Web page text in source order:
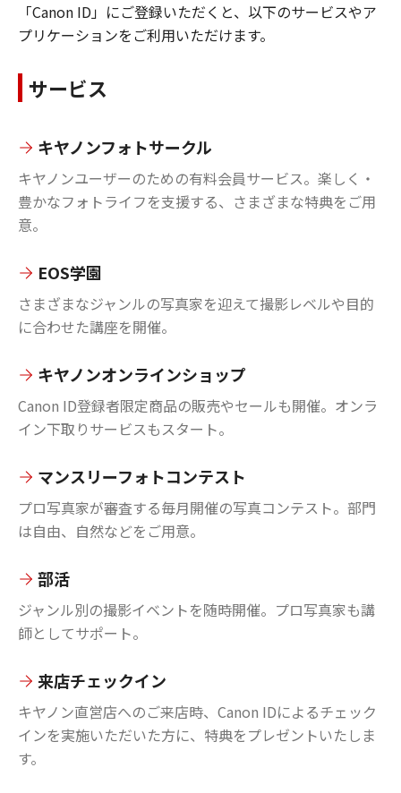
「Canon ID」にご登録いただくと、以下のサービスやア
プリケーションをご利用いただけます。
サービス
キヤノンフォトサークル
キヤノンユーザーのための有料会員サービス。楽しく・
豊かなフォトライフを支援する、さまざまな特典をご用
意。
EOS学園
さまざまなジャンルの写真家を迎えて撮影レベルや目的
に合わせた講座を開催。
キヤノンオンラインショップ
Canon ID登録者限定商品の販売やセールも開催。オンラ
イン下取りサービスもスタート。
マンスリーフォトコンテスト
プロ写真家が審査する毎月開催の写真コンテスト。部門
は自由、自然などをご用意。
部活
ジャンル別の撮影イベントを随時開催。プロ写真家も講
師としてサポート。
来店チェックイン
キヤノン直営店へのご来店時、Canon IDによるチェック
インを実施いただいた方に、特典をプレゼントいたしま
す。